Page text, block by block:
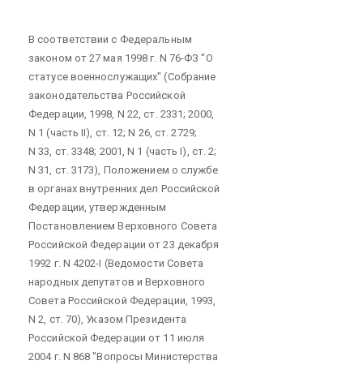
В соответствии с Федеральным
законом от 27 мая 1998 г. N 76-ФЗ "О
статусе военнослужащих" (Собрание
законодательства Российской
Федерации, 1998, N 22, ст. 2331; 2000,
N 1 (часть II), ст. 12; N 26, ст. 2729;
N 33, ст. 3348; 2001, N 1 (часть I), ст. 2;
N 31, ст. 3173), Положением о службе
в органах внутренних дел Российской
Федерации, утвержденным
Постановлением Верховного Совета
Российской Федерации от 23 декабря
1992 г. N 4202-I (Ведомости Совета
народных депутатов и Верховного
Совета Российской Федерации, 1993,
N 2, ст. 70), Указом Президента
Российской Федерации от 11 июля
2004 г. N 868 "Вопросы Министерства